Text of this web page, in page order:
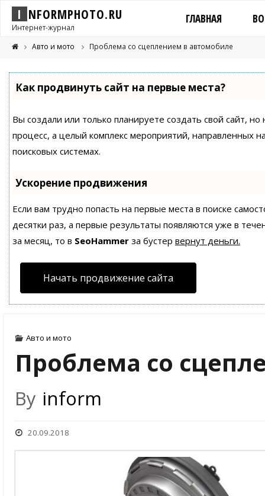
I NFORMPHOTO.RU
Интернет-журнал
ГЛАВНАЯ
Авто и мото Проблема со сцеплением в автомобиле
Как продвинуть сайт на первые места?
Вы создали или только планируете создать свой сайт,
процесс, а целый комплекс мероприятий, направленных
поисковых системах.
Ускорение продвижения
Если вам трудно попасть на первые места в поиске
десятки раз, а первые результаты появляются уже в
за месяц, то в SeoHammer за бустер вернут деньги.
Начать продвижение сайта
Авто и мото
Проблема со
By inform
20.09.2018